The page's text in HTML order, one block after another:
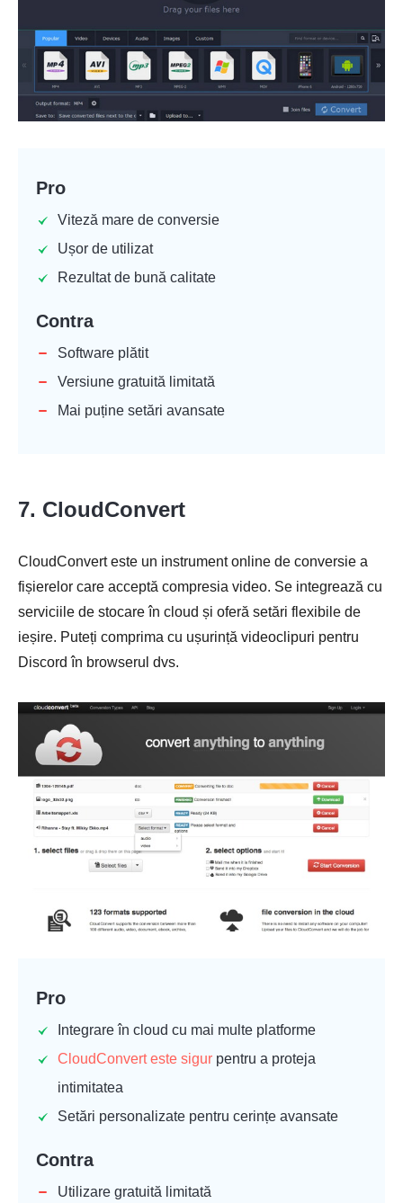
Pro
Viteză mare de conversie
Ușor de utilizat
Rezultat de bună calitate
Contra
Software plătit
Versiune gratuită limitată
Mai puține setări avansate
7. CloudConvert
CloudConvert este un instrument online de conversie a
fișierelor care acceptă compresia video. Se integrează cu
serviciile de stocare în cloud și oferă setări flexibile de
ieșire. Puteți comprima cu ușurință videoclipuri pentru
Discord în browserul dvs.
Pro
Integrare în cloud cu mai multe platforme
CloudConvert este sigur pentru a proteja
intimitatea
Setări personalizate pentru cerințe avansate
Contra
Utilizare gratuită limitată